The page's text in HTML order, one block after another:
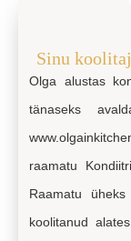
Sinu
Olga alustas
tänaseks
raamatu
Raamatu
koolitanud